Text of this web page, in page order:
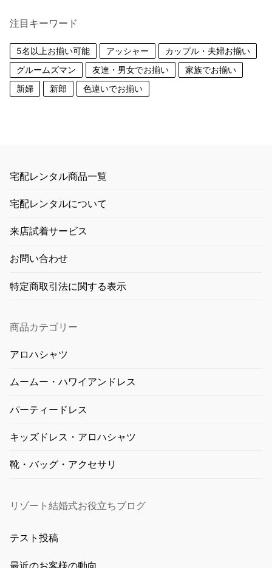
象:
注目キーワード
5名以上お揃い可能 アッシャー
カップル・夫婦お揃い
グルームズマン
友達・男女でお揃い
家族でお揃い
新婦
新郎 色違いでお揃い
宅配レンタル商品一覧
宅配レンタルについて
来店試着サービス
お問い合わせ
特定商取引法に関する表示
商品カテゴリー
アロハシャツ
ムームー・ハワイアンドレス
パーティードレス
キッズドレス・アロハシャツ
靴・バッグ・アクセサリ
リゾート結婚式お役立ちブログ
テスト投稿
最近のお客様の動向